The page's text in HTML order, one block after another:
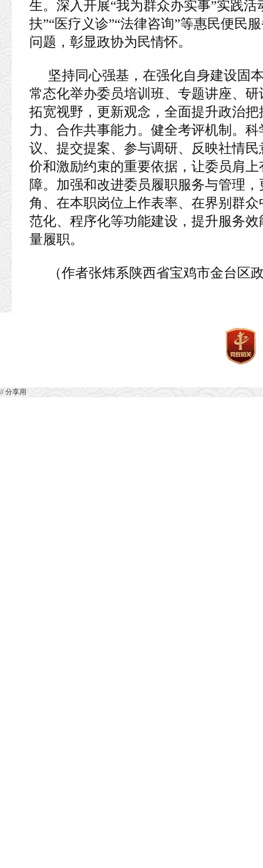
生。深入开展“我为群众办实事”实践
扶”“医疗义诊”“法律咨询”等惠民便民
问题，彰显政协为民情怀。
坚持同心强基，在强化自身建设固
常态化举办委员培训班、专题讲座、
拓宽视野，更新观念，全面提升政治
力、合作共事能力。健全考评机制。
议、提交提案、参与调研、反映社情
价和激励约束的重要依据，让委员肩
障。加强和改进委员履职服务与管理
角、在本职岗位上作表率、在界别群
范化、程序化等功能建设，提升服务
量履职。
（作者张炜系陕西省宝鸡市金台区
// 分享用